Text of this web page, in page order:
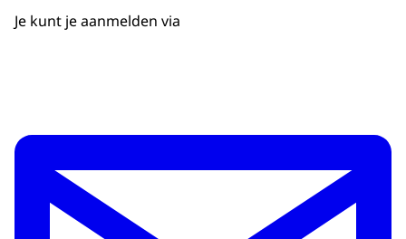
Je kunt je aanmelden via